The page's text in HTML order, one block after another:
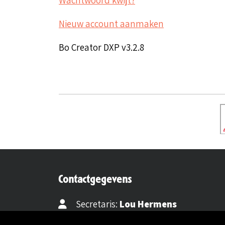
Nieuw account aanmaken
Bo Creator DXP v3.2.8
Contactgegevens
Secretaris: Lou Hermens